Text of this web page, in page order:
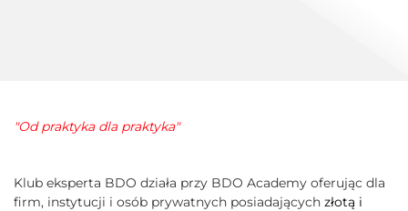
"Od praktyka dla praktyka"
Klub eksperta BDO działa przy BDO Academy oferując dla
firm, instytucji i osób prywatnych posiadających złotą i